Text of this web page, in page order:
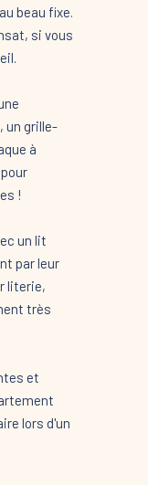
beau fixe.
si vous
un grille-
à
!
un lit
par leur
literie,
très
et
lors d'un